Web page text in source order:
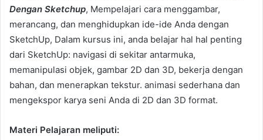
Dengan Sketchup, Mempelajari cara menggambar,
merancang, dan menghidupkan ide-ide Anda dengan
SketchUp, Dalam kursus ini, anda belajar hal hal penting
dari SketchUp: navigasi di sekitar antarmuka,
memanipulasi objek, gambar 2D dan 3D, bekerja dengan
bahan, dan menerapkan tekstur. animasi sederhana dan
mengekspor karya seni Anda di 2D dan 3D format.
Materi Pelajaran meliputi: